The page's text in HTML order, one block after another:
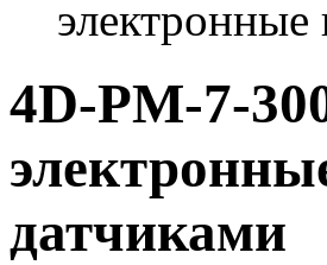
4D-PM-7-
датчиками